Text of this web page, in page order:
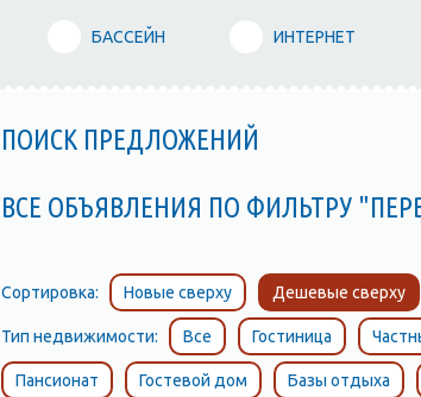
БАССЕЙН ИНТЕРНЕТ
ПОИСК ПРЕДЛОЖЕНИЙ
ВСЕ ОБЪЯВЛЕНИЯ ПО ФИЛЬТРУ
Сортировка: Новые сверху Дешевые сверху
Тип недвижимости: Все Гостиница
Пансионат Гостевой дом Базы отдыха